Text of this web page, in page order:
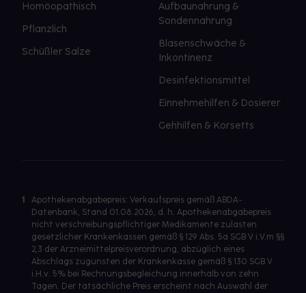
Homöopathisch
Pflanzlich
Schüßler Salze
Aufbaunahrung &
Sondennahrung
Blasenschwäche &
Inkontinenz
Desinfektionsmittel
Einnehmehilfen & Dosierer
Gehhilfen & Korsetts
1
Apothekenabgabepreis: Verkaufspreis gemäß ABDA-
Datenbank, Stand 01.08.2026, d. h. Apothekenabgabepreis
nicht verschreibungspflichtiger Medikamente zulasten
gesetzlicher Krankenkassen gemäß § 129 Abs. 5a SGB V i.V.m §§
2,3 der Arzneimittelpreisverordnung, abzüglich eines
Abschlags zugunsten der Krankenkasse gemäß § 130 SGB V
i.H.v. 5% bei Rechnungsbegleichung innerhalb von zehn
Tagen. Der tatsächliche Preis erscheint nach Auswahl der